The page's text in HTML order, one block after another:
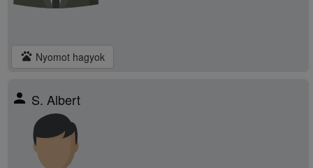
pets Nyomot hagyok
person S. Albert